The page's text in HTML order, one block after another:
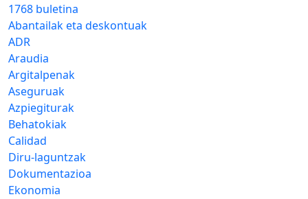
1768 buletina
Abantailak eta deskontuak
ADR
Araudia
Argitalpenak
Aseguruak
Azpiegiturak
Behatokiak
Calidad
Diru-laguntzak
Dokumentazioa
Ekonomia